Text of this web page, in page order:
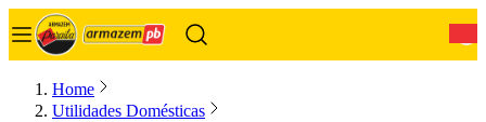
Home
Utilidades Domésticas